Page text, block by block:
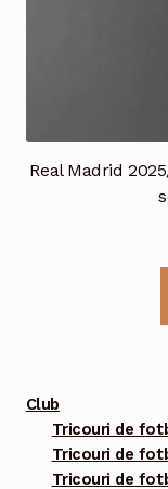
Real Madrid
Club
Tricouri de
Tricouri de
Tricouri de